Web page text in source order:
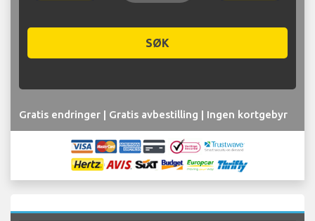
SØK
Gratis endringer | Gratis avbestilling | Ingen kortgebyr